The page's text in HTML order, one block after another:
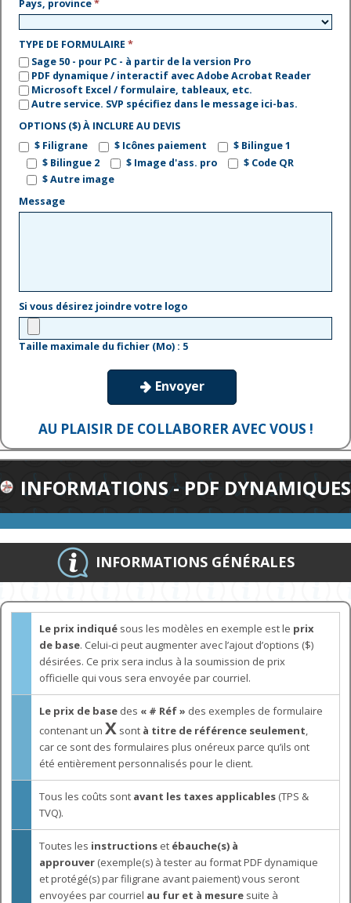
Pays, province*
TYPE DE FORMULAIRE *
Sage 50 - pour PC - à partir de la version Pro
PDF dynamique / interactif avec Adobe Acrobat Reader
Microsoft Excel / formulaire, tableaux, etc.
Autre service. SVP spécifiez dans le message ici-bas.
OPTIONS ($) À INCLURE AU DEVIS
$ Filigrane
$ Icônes paiement
$ Bilingue 1
$ Bilingue 2
$ Image d'ass. pro
$ Code QR
$ Autre image
Message
Si vous désirez joindre votre logo
Taille maximale du fichier (Mo) : 5
 Envoyer
AU PLAISIR DE COLLABORER AVEC VOUS !
INFORMATIONS - PDF DYNAMIQUES
INFORMATIONS GÉNÉRALES
Le prix indiqué sous les modèles en exemple est le prix
de base. Celui-ci peut augmenter avec l’ajout d’options ($)
désirées. Ce prix sera inclus à la soumission de prix
officielle qui vous sera envoyée par courriel.
Le prix de base des « # Réf » des exemples de formulaire
contenant un X sont à titre de référence seulement,
car ce sont des formulaires plus onéreux parce qu’ils ont
été entièrement personnalisés pour le client.
Tous les coûts sont avant les taxes applicables (TPS &
TVQ).
Toutes les instructions et ébauche(s) à
approuver (exemple(s) à tester au format PDF dynamique
et protégé(s) par filigrane avant paiement) vous seront
envoyées par courriel au fur et à mesure suite à